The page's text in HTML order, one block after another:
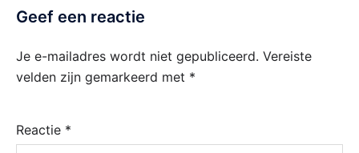
Geef een reactie
Je e-mailadres wordt niet gepubliceerd. Vereiste
velden zijn gemarkeerd met *
Reactie *